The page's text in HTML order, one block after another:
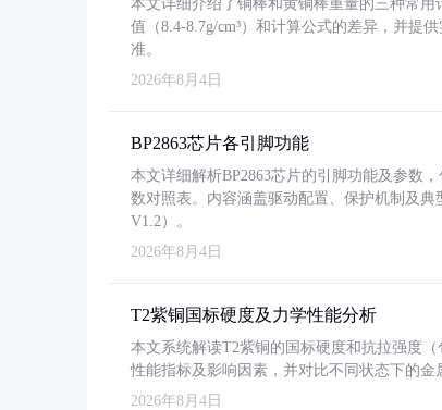
本文详细介绍了铜棒和黄铜棒重量的三种常
值（8.4-8.7g/cm³）和计算公式的差异，并提
准。
2026年8月4日
BP2863芯片各引脚功能
本文详细解析BP2863芯片的引脚功能及参数
数对照表。内容涵盖驱动配置、保护机制及
V1.2）。
2026年8月4日
T2紫铜国标硬度及力学性能分析
本文系统解读T2紫铜的国标硬度和抗拉强度
性能指标及影响因素，并对比不同状态下的金
2026年8月4日